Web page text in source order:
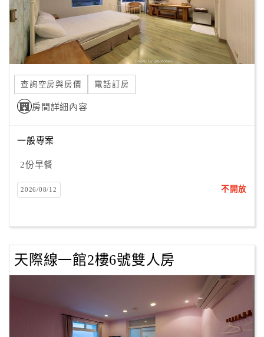
查詢空房與房價 電話訂房
房間詳細內容
一般專案
2份早餐
2026/08/12 不開放
天際線一館2樓6號雙人房